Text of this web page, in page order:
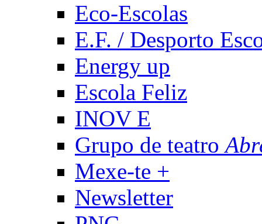
Eco-Escolas
E.F. / Desporto
Energy up
Escola Feliz
INOV E
Grupo de teatro
Mexe-te +
Newsletter